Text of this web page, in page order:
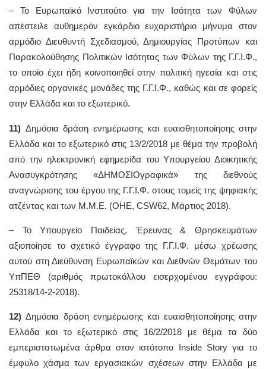
– Το Ευρωπαϊκό Ινστιτούτο για την Ισότητα των Φύλων
απέστειλε αυθημερόν εγκάρδιο ευχαριστήριο μήνυμα στον
αρμόδιο Διευθυντή Σχεδιασμού, Δημιουργίας Προτύπων και
Παρακολούθησης Πολιτικών Ισότητας των Φύλων της Γ.Γ.Ι.Φ.,
το οποίο έχει ήδη κοινοποιηθεί στην πολιτική ηγεσία και στις
αρμόδιες οργανικές μονάδες της Γ.Γ.Ι.Φ., καθώς και σε φορείς
στην Ελλάδα και το εξωτερικό.
11) Δημόσια δράση ενημέρωσης και ευαισθητοποίησης στην
Ελλάδα και το εξωτερικό στις 13/2/2018 με θέμα την προβολή
από την ηλεκτρονική εφημερίδα του Υπουργείου Διοικητικής
Ανασυγκρότησης «ΔΗΜΟΣΙΟγραφικά» της διεθνούς
αναγνώρισης του έργου της Γ.Γ.Ι.Φ. στους τομείς της ψηφιακής
ατζέντας και των Μ.Μ.Ε. (ΟΗΕ, CSW62, Μάρτιος 2018).
– To Υπουργείο Παιδείας, Έρευνας & Θρησκευμάτων
αξιοποίησε το σχετικό έγγραφο της Γ.Γ.Ι.Φ. μέσω χρέωσης
αυτού στη Διεύθυνση Ευρωπαϊκών και Διεθνών Θεμάτων του
ΥπΠΕΘ (αριθμός πρωτοκόλλου εισερχομένου εγγράφου:
25318/14-2-2018).
12) Δημόσια δράση ενημέρωσης και ευαισθητοποίησης στην
Ελλάδα και το εξωτερικό στις 16/2/2018 με θέμα τα δύο
εμπεριστατωμένα άρθρα στον ιστότοπο Inside Story για το
έμφυλο χάσμα των εργασιακών σχέσεων στην Ελλάδα με